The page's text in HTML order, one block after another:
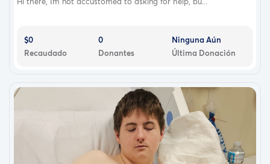
$0
Recaudado
0
Donantes
Ninguna Aún
Última Donación